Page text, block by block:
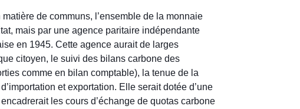
de communs, l’ensemble de la monnaie
mais par une agence paritaire indépendante
en 1945. Cette agence aurait de larges
citoyen, le suivi des bilans carbone des
comme en bilan comptable), la tenue de la
et exportation. Elle serait dotée d’une
les cours d’échange de quotas carbone